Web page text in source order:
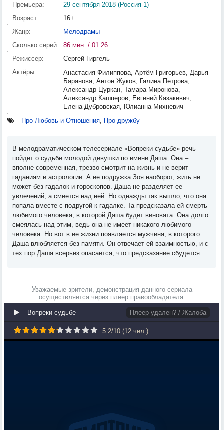
Премьера:
29 сентября 2018 (Россия-1)
Возраст:
16+
Жанр:
Мелодрамы
Сколько серий:
86 мин. / 01:26
Режиссер:
Сергей Гиргель
Актёры:
Анастасия Филиппова, Артём Григорьев, Дарья
Баранова, Антон Жуков, Галина Петрова,
Александр Цуркан, Тамара Миронова,
Александр Кашперов, Евгений Казакевич,
Елена Дубровская, Юлианна Михневич
Про Любовь и Отношения, Про дружбу
В мелодраматическом телесериале «Вопреки судьбе» речь
пойдет о судьбе молодой девушки по имени Даша. Она –
вполне современная, трезво смотрит на жизнь и не верит
гаданиям и астрологии. А ее подружка Зоя наоборот, жить не
может без гадалок и гороскопов. Даша не разделяет ее
увлечений, а смеется над ней. Но однажды так вышло, что она
попала вместе с подругой к гадалке. Та предсказала ей смерть
любимого человека, в которой Даша будет виновата. Она долго
смеялась над этим, ведь она не имеет никакого любимого
человека. Но вот в ее жизни появляется мужчина, в которого
Даша влюбляется без памяти. Он отвечает ей взаимностью, и с
тех пор Даша всерьез опасается, что предсказание сбудется.
Уважаемые зрители, демонстрация данного сериала
осуществляется через плеер правообладателя.
Вопреки судьбе Плеер удален? / Жалоба
5.2/10 (12 чел.)